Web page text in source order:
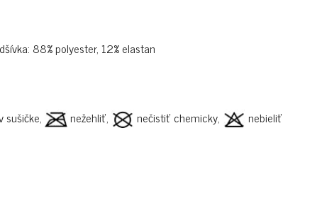
88% polyester, 12% elastan
sušičke, nežehliť, nečistiť chemicky, nebieliť